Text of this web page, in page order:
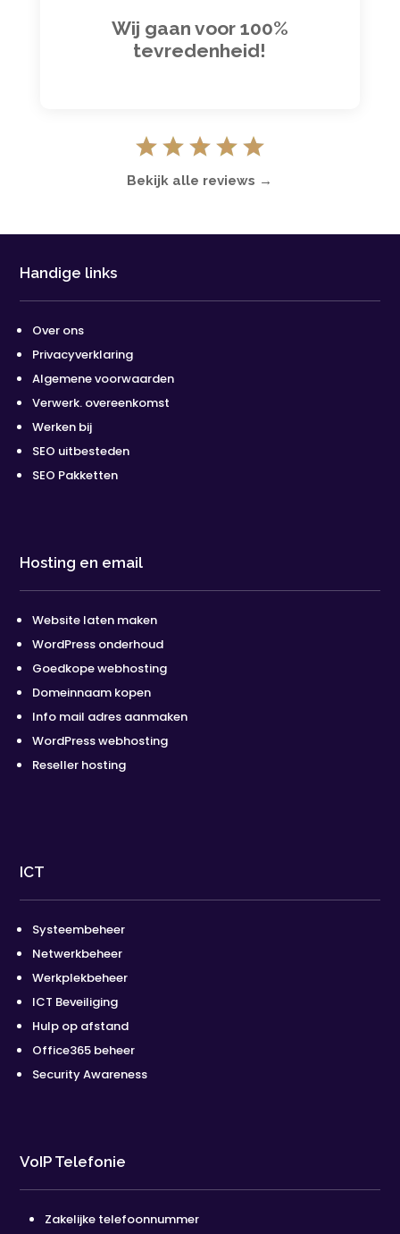
Wij gaan voor 100%
tevredenheid!
Bekijk alle reviews →
Handige links
Over ons
Privacyverklaring
Algemene voorwaarden
Verwerk. overeenkomst
Werken bij
SEO uitbesteden
SEO Pakketten
Hosting en email
Website laten maken
WordPress onderhoud
Goedkope webhosting
Domeinnaam kopen
Info mail adres aanmaken
WordPress webhosting
Reseller hosting
ICT
Systeembeheer
Netwerkbeheer
Werkplekbeheer
ICT Beveiliging
Hulp op afstand
Office365 beheer
Security Awareness
VoIP Telefonie
Zakelijke telefoonnummer